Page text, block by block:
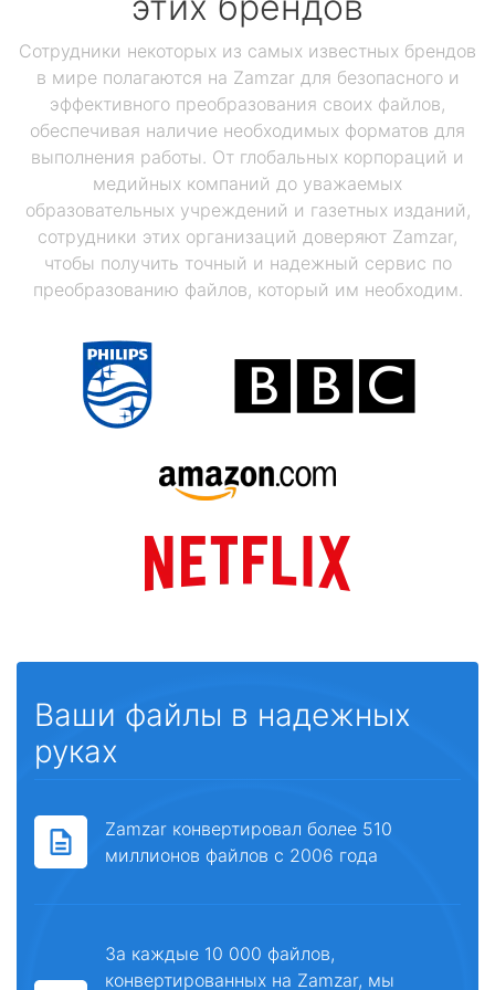
Сотрудники некоторых из самых известных брендов
в мире полагаются на Zamzar для безопасного и
эффективного преобразования своих файлов,
обеспечивая наличие необходимых форматов для
выполнения работы. От глобальных корпораций и
медийных компаний до уважаемых
образовательных учреждений и газетных изданий,
сотрудники этих организаций доверяют Zamzar,
чтобы получить точный и надежный сервис по
преобразованию файлов, который им необходим.
Ваши файлы в надежных
руках
Zamzar конвертировал более 510
миллионов файлов с 2006 года
За каждые 10 000 файлов,
конвертированных на Zamzar, мы